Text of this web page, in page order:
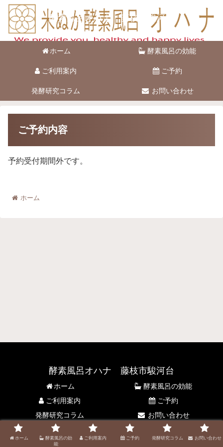
酵素風呂オハナ 藤枝市駿河台
ホーム 酵素風呂の効能
ご利用案内 ご予約
発酵研究コラム お問い合わせ
ご予約内容
予約受付期間外です。
ホーム
酵素風呂オハナ 藤枝市駿河台
ホーム
酵素風呂の効能
ご利用案内
ご予約
発酵研究コラム
お問い合わせ
© 2021 酵素風呂オハナ 藤枝市駿河台.
ホーム
酵素風呂の効
能
ご利用案内 ご予約 発酵研究コラム お問い合わせ